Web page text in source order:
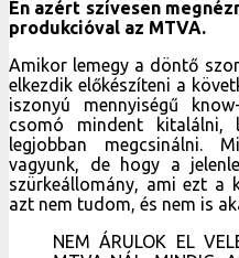
Én azért szívesen
produkcióval az MTVA.
Amikor lemegy a döntő
elkezdik előkészíteni a
iszonyú mennyiségű
csomó mindent
legjobban megcsinálni.
vagyunk, de hogy a
szürkeállomány, ami ezt a
azt nem tudom, és nem is
NEM ÁRULOK EL